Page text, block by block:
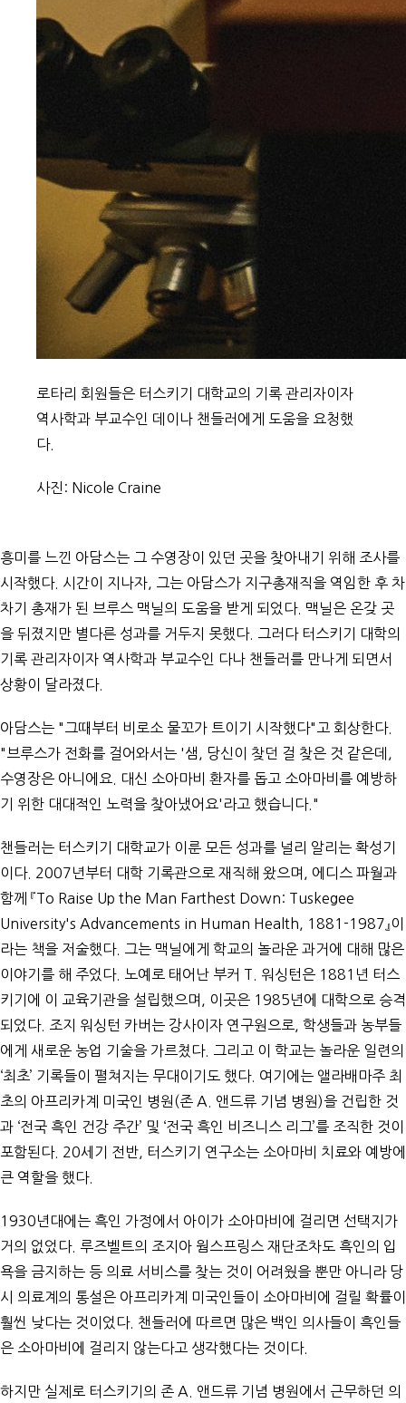
로타리 회원들은 터스키기 대학교의 기록 관리자이자
역사학과 부교수인 데이나 챈들러에게 도움을 요청했
다.
사진: Nicole Craine
흥미를 느낀 아담스는 그 수영장이 있던 곳을 찾아내기 위해 조사를
시작했다. 시간이 지나자, 그는 아담스가 지구총재직을 역임한 후 차
차기 총재가 된 브루스 맥닐의 도움을 받게 되었다. 맥닐은 온갖 곳
을 뒤졌지만 별다른 성과를 거두지 못했다. 그러다 터스키기 대학의
기록 관리자이자 역사학과 부교수인 다나 챈들러를 만나게 되면서
상황이 달라졌다.
아담스는 "그때부터 비로소 물꼬가 트이기 시작했다"고 회상한다.
"브루스가 전화를 걸어와서는 '샘, 당신이 찾던 걸 찾은 것 같은데,
수영장은 아니에요. 대신 소아마비 환자를 돕고 소아마비를 예방하
기 위한 대대적인 노력을 찾아냈어요'라고 했습니다."
챈들러는 터스키기 대학교가 이룬 모든 성과를 널리 알리는 확성기
이다. 2007년부터 대학 기록관으로 재직해 왔으며, 에디스 파월과
함께 『To Raise Up the Man Farthest Down: Tuskegee
University's Advancements in Human Health, 1881-1987』이
라는 책을 저술했다. 그는 맥닐에게 학교의 놀라운 과거에 대해 많은
이야기를 해 주었다. 노예로 태어난 부커 T. 워싱턴은 1881년 터스
키기에 이 교육기관을 설립했으며, 이곳은 1985년에 대학으로 승격
되었다. 조지 워싱턴 카버는 강사이자 연구원으로, 학생들과 농부들
에게 새로운 농업 기술을 가르쳤다. 그리고 이 학교는 놀라운 일련의
‘최초’ 기록들이 펼쳐지는 무대이기도 했다. 여기에는 앨라배마주 최
초의 아프리카계 미국인 병원(존 A. 앤드류 기념 병원)을 건립한 것
과 ‘전국 흑인 건강 주간’ 및 ‘전국 흑인 비즈니스 리그’를 조직한 것이
포함된다. 20세기 전반, 터스키기 연구소는 소아마비 치료와 예방에
큰 역할을 했다.
1930년대에는 흑인 가정에서 아이가 소아마비에 걸리면 선택지가
거의 없었다. 루즈벨트의 조지아 웜스프링스 재단조차도 흑인의 입
욕을 금지하는 등 의료 서비스를 찾는 것이 어려웠을 뿐만 아니라 당
시 의료계의 통설은 아프리카계 미국인들이 소아마비에 걸릴 확률이
훨씬 낮다는 것이었다. 챈들러에 따르면 많은 백인 의사들이 흑인들
은 소아마비에 걸리지 않는다고 생각했다는 것이다.
하지만 실제로 터스키기의 존 A. 앤드류 기념 병원에서 근무하던 의